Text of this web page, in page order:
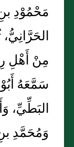
مَحْمُوْدِ
مِنْ أَهْلِ
سَمَّعَهُ
البَطِّيِّ،
وَمُحَمَّدِ